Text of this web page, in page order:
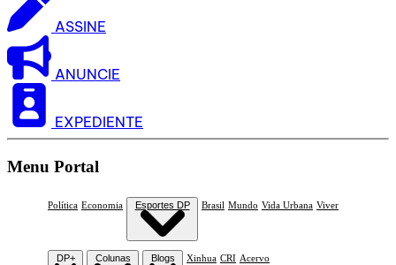
ASSINE
ANUNCIE
EXPEDIENTE
Menu Portal
Política Economia Esportes DP Brasil Mundo Vida Urbana Viver
DP+ Colunas Blogs Xinhua CRI Acervo